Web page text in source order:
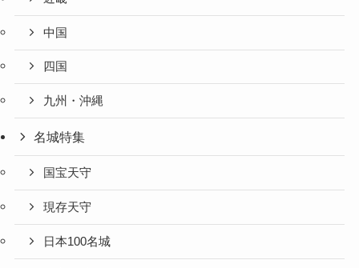
中国
四国
九州・沖縄
名城特集
国宝天守
現存天守
日本100名城